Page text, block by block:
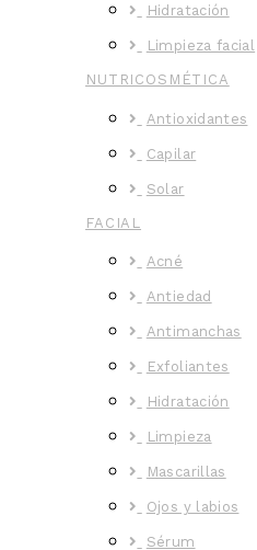
Hidratación
Limpieza facial
NUTRICOSMÉTICA
Antioxidantes
Capilar
Solar
FACIAL
Acné
Antiedad
Antimanchas
Exfoliantes
Hidratación
Limpieza
Mascarillas
Ojos y labios
Sérum